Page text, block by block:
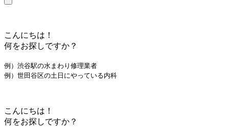
こんにちは！
何をお探しですか？
例）渋谷駅の水まわり修理業者
例）世田谷区の土日にやっている内科
こんにちは！
何をお探しですか？